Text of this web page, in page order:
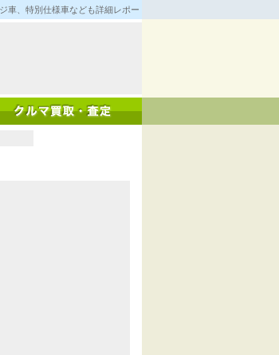
、特別仕様車なども詳細レポート！